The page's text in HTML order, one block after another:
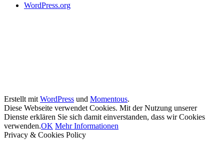
WordPress.org
Erstellt mit WordPress und Momentous.
Diese Webseite verwendet Cookies. Mit der Nutzung unserer
Dienste erklären Sie sich damit einverstanden, dass wir Cookies
verwenden.OK Mehr Informationen
Privacy & Cookies Policy